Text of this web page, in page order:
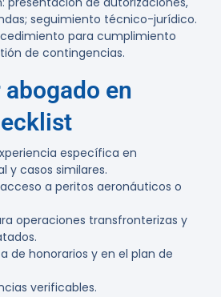
seguimiento técnico-jurídico.
para cumplimiento
de contingencias.
en
específica en
y casos similares.
a peritos aeronáuticos o
operaciones transfronterizas y
de honorarios y en el plan de
verificables.